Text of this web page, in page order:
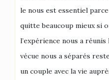
le nous est essentiel parce
quitte beaucoup mieux si
l’expérience nous a réunis
vécue nous a séparés
un couple avec la vie